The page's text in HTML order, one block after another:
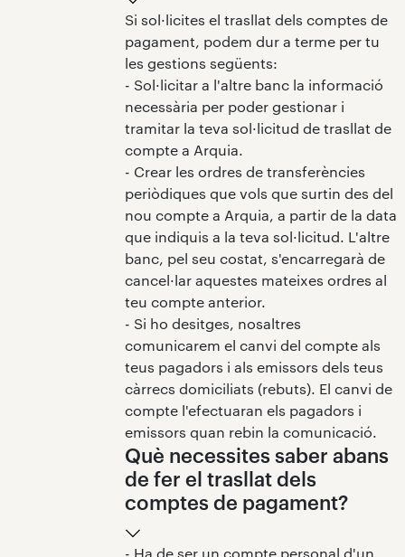
Si sol·licites el trasllat dels comptes de
pagament, podem dur a terme per tu
les gestions següents:
- Sol·licitar a l'altre banc la informació
necessària per poder gestionar i
tramitar la teva sol·licitud de trasllat de
compte a Arquia.
- Crear les ordres de transferències
periòdiques que vols que surtin des del
nou compte a Arquia, a partir de la data
que indiquis a la teva sol·licitud. L'altre
banc, pel seu costat, s'encarregarà de
cancel·lar aquestes mateixes ordres al
teu compte anterior.
- Si ho desitges, nosaltres
comunicarem el canvi del compte als
teus pagadors i als emissors dels teus
càrrecs domiciliats (rebuts). El canvi de
compte l'efectuaran els pagadors i
emissors quan rebin la comunicació.
Què necessites saber abans
de fer el trasllat dels
comptes de pagament?
- Ha de ser un compte personal d'un